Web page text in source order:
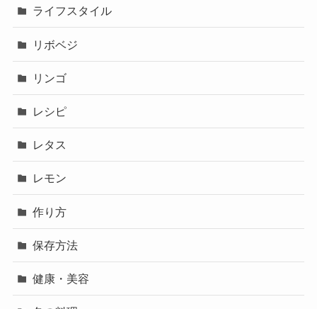
ライフスタイル
リボベジ
リンゴ
レシピ
レタス
レモン
作り方
保存方法
健康・美容